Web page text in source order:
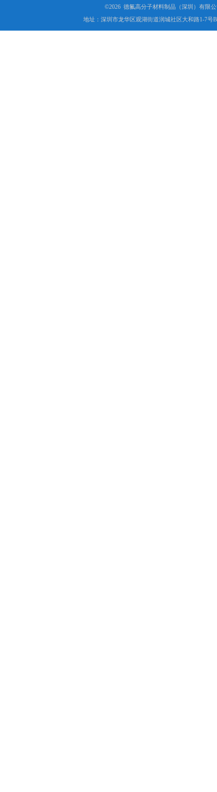
©2026 德氟高分子材料制品（深圳）有限
地址：深圳市龙华区观湖街道润城社区大和路1-7号